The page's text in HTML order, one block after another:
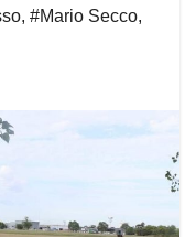
, #Mario Secco,